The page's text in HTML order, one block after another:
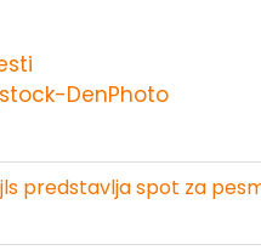
DenPhoto
predstavlja spot za